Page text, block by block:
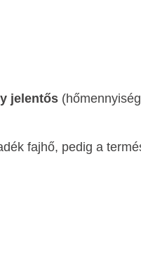
jelentős
fajhő, pedig a